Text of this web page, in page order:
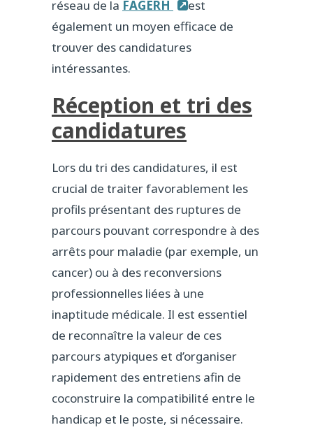
réseau de la FAGERH
est
également un moyen efficace de
trouver des candidatures
intéressantes.
Réception et tri des
candidatures
Lors du tri des candidatures, il est
crucial de traiter favorablement les
profils présentant des ruptures de
parcours pouvant correspondre à des
arrêts pour maladie (par exemple, un
cancer) ou à des reconversions
professionnelles liées à une
inaptitude médicale. Il est essentiel
de reconnaître la valeur de ces
parcours atypiques et d’organiser
rapidement des entretiens afin de
coconstruire la compatibilité entre le
handicap et le poste, si nécessaire.